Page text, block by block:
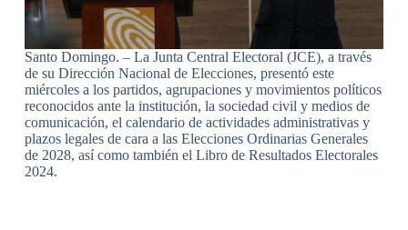
Santo Domingo. – La Junta Central Electoral (JCE), a través
de su Dirección Nacional de Elecciones, presentó este
miércoles a los partidos, agrupaciones y movimientos políticos
reconocidos ante la institución, la sociedad civil y medios de
comunicación, el calendario de actividades administrativas y
plazos legales de cara a las Elecciones Ordinarias Generales
de 2028, así como también el Libro de Resultados Electorales
2024.